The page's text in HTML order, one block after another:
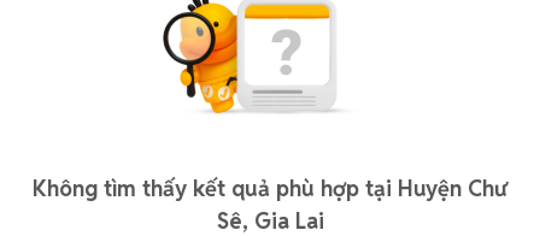
Không tìm thấy kết quả phù hợp tại Huyện Chư
Sê, Gia Lai